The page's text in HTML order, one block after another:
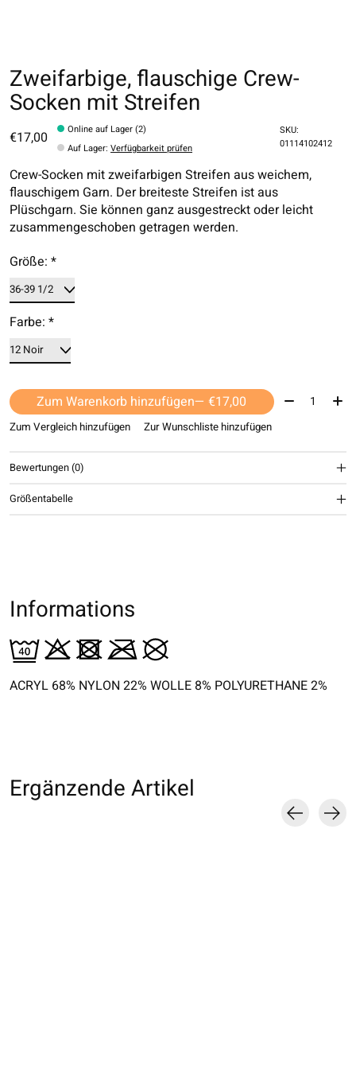
Zweifarbige, flauschige Crew-
Socken mit Streifen
€17,00
Online auf Lager (2)
Auf Lager:Verfügbarkeit prüfen
SKU:
01114102412
Crew-Socken mit zweifarbigen Streifen aus weichem,
flauschigem Garn. Der breiteste Streifen ist aus
Plüschgarn. Sie können ganz ausgestreckt oder leicht
zusammengeschoben getragen werden.
Größe: *
Farbe: *
Zum Warenkorb hinzufügen — €17,00 Menge:
Zum Vergleich hinzufügen Zur Wunschliste hinzufügen
Bewertungen (0)
Größentabelle
Informations
ACRYL 68% NYLON 22% WOLLE 8% POLYURETHANE 2%
Ergänzende Artikel